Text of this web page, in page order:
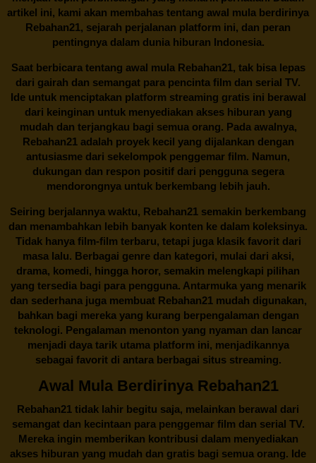
artikel ini, kami akan membahas tentang awal mula berdirinya
Rebahan21, sejarah perjalanan platform ini, dan peran
pentingnya dalam dunia hiburan Indonesia.
Saat berbicara tentang awal mula Rebahan21, tak bisa lepas
dari gairah dan semangat para pencinta film dan serial TV.
Ide untuk menciptakan platform streaming gratis ini berawal
dari keinginan untuk menyediakan akses hiburan yang
mudah dan terjangkau bagi semua orang. Pada awalnya,
Rebahan21 adalah proyek kecil yang dijalankan dengan
antusiasme dari sekelompok penggemar film. Namun,
dukungan dan respon positif dari pengguna segera
mendorongnya untuk berkembang lebih jauh.
Seiring berjalannya waktu, Rebahan21 semakin berkembang
dan menambahkan lebih banyak konten ke dalam koleksinya.
Tidak hanya film-film terbaru, tetapi juga klasik favorit dari
masa lalu. Berbagai genre dan kategori, mulai dari aksi,
drama, komedi, hingga horor, semakin melengkapi pilihan
yang tersedia bagi para pengguna. Antarmuka yang menarik
dan sederhana juga membuatRebahan21mudah digunakan,
bahkan bagi mereka yang kurang berpengalaman dengan
teknologi. Pengalaman menonton yang nyaman dan lancar
menjadi daya tarik utama platform ini, menjadikannya
sebagai favorit di antara berbagai situs streaming.
Awal Mula Berdirinya Rebahan21
Rebahan21 tidak lahir begitu saja, melainkan berawal dari
semangat dan kecintaan para penggemar film dan serial TV.
Mereka ingin memberikan kontribusi dalam menyediakan
akses hiburan yang mudah dan gratis bagi semua orang. Ide